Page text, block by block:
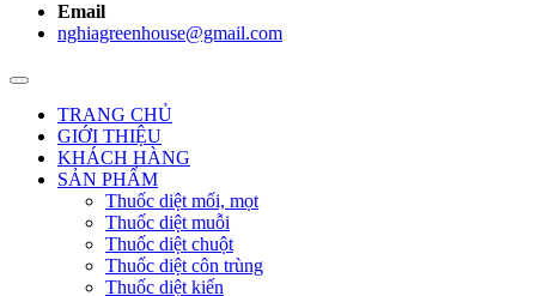
Email
nghiagreenhouse@gmail.com
TRANG CHỦ
GIỚI THIỆU
KHÁCH HÀNG
SẢN PHẨM
Thuốc diệt mối, mọt
Thuốc diệt muỗi
Thuốc diệt chuột
Thuốc diệt côn trùng
Thuốc diệt kiến